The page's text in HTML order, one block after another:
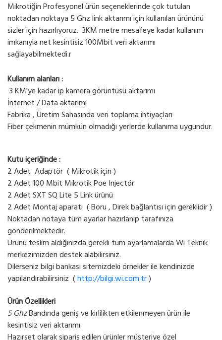
Mikrotiğin Profesyonel ürün seçeneklerinde çok tutulan
noktadan noktaya 5 Ghz link aktarımı için kullanılan ürününü
sizler için hazırlıyoruz. 3KM metre mesafeye kadar kullanım
imkanıyla net kesintisiz 100Mbit veri aktarımı
sağlayabilmektedi.r
Kullanım alanları :
3 KM'ye kadar ip kamera görüntüsü aktarımı
İnternet / Data aktarımı
Fabrika , Üretim Sahasında veri toplama ihtiyaçları
Fiber çekmenin mümkün olmadığı yerlerde kullanıma uygundur.
Kutu içeriğinde :
2 Adet Adaptör ( Mikrotik için )
2 Adet 100 Mbit Mikrotik Poe Injectör
2 Adet SXT SQ Lite 5 Link ürünü
2 Adet Montaj aparatı ( Boru , Direk bağlantısı için gereklidir )
Noktadan notaya tüm ayarlar hazırlanıp tarafınıza
gönderilmektedir.
Ürünü teslim aldığınızda gerekli tüm ayarlamalarda Wi Teknik
merkezimizden destek alabilirsiniz.
Dilerseniz bilgi bankası sitemizdeki örnekler ile kendinizde
yapılandırabilirsiniz (http://bilgi.wi.com.tr)
Ürün Özellikleri
5 GhzBandında geniş ve kirlilikten etkilenmeyen ürün ile
kesintisiz veri aktarımı